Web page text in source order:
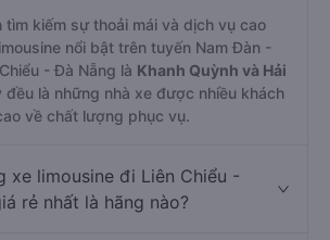
tìm kiếm sự thoải mái và dịch vụ cao
nổi bật trên tuyến Nam Đàn -
- Đà Nẵng là Khanh Quỳnh và Hải
đều là những nhà xe được nhiều khách
về chất lượng phục vụ.
xe limousine đi Liên Chiểu -
rẻ nhất là hãng nào?